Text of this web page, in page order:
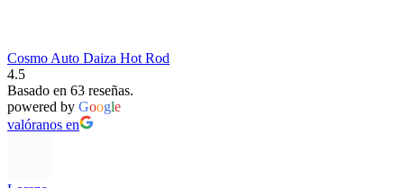
Cosmo Auto Daiza Hot Rod
4.5
Basado en 63 reseñas.
powered by Google
valóranos en